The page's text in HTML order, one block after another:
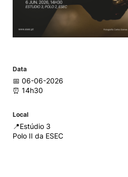
Data
📅 06-06-2026
⏰ 14h30
Local
📍Estúdio 3
Polo II da ESEC